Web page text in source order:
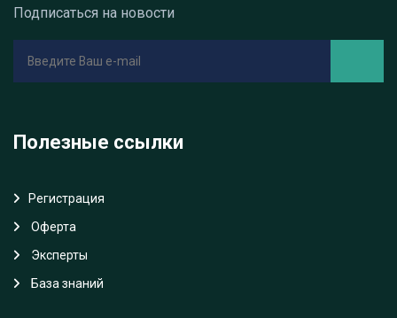
Подписаться на новости
Полезные ссылки
Регистрация
Oферта
Эксперты
База знаний